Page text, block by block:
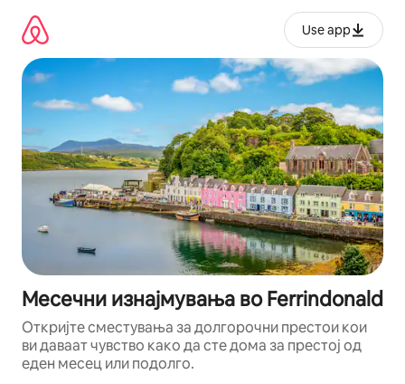
содржина
Use app
Месечни изнајмувања во Ferrindonald
Откријте сместувања за долгорочни престои кои
ви даваат чувство како да сте дома за престој од
еден месец или подолго.